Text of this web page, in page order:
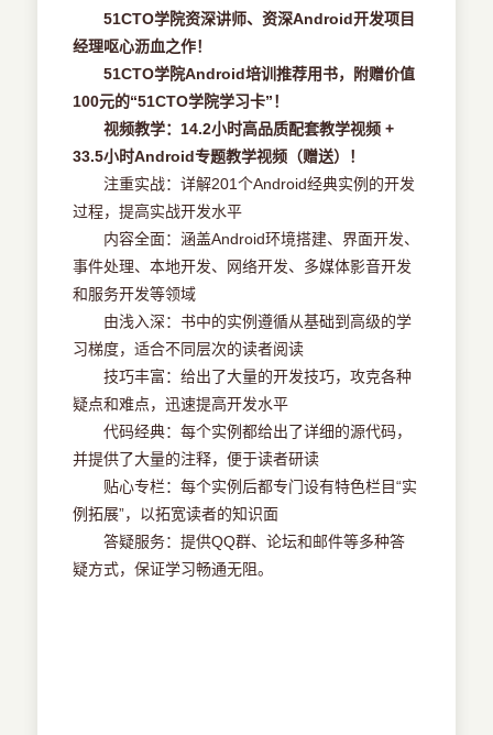
51CTO学院资深讲师、资深Android开发项目
经理呕心沥血之作！
51CTO学院Android培训推荐用书，附赠价值
100元的“51CTO学院学习卡”！
视频教学：14.2小时高品质配套教学视频 +
33.5小时Android专题教学视频（赠送）！
注重实战：详解201个Android经典实例的开发
过程，提高实战开发水平
内容全面：涵盖Android环境搭建、界面开发、
事件处理、本地开发、网络开发、多媒体影音开发
和服务开发等领域
由浅入深：书中的实例遵循从基础到高级的学
习梯度，适合不同层次的读者阅读
技巧丰富：给出了大量的开发技巧，攻克各种
疑点和难点，迅速提高开发水平
代码经典：每个实例都给出了详细的源代码，
并提供了大量的注释，便于读者研读
贴心专栏：每个实例后都专门设有特色栏目“实
例拓展”，以拓宽读者的知识面
答疑服务：提供QQ群、论坛和邮件等多种答
疑方式，保证学习畅通无阻。